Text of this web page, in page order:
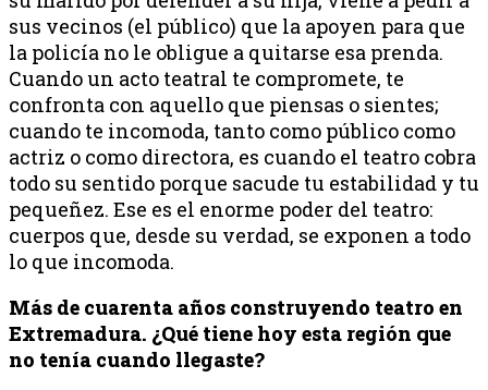
sus vecinos (el público) que la apoyen para que
la policía no le obligue a quitarse esa prenda.
Cuando un acto teatral te compromete, te
confronta con aquello que piensas o sientes;
cuando te incomoda, tanto como público como
actriz o como directora, es cuando el teatro cobra
todo su sentido porque sacude tu estabilidad y tu
pequeñez. Ese es el enorme poder del teatro:
cuerpos que, desde su verdad, se exponen a todo
lo que incomoda.
Más de cuarenta años construyendo teatro en
Extremadura. ¿Qué tiene hoy esta región que
no tenía cuando llegaste?